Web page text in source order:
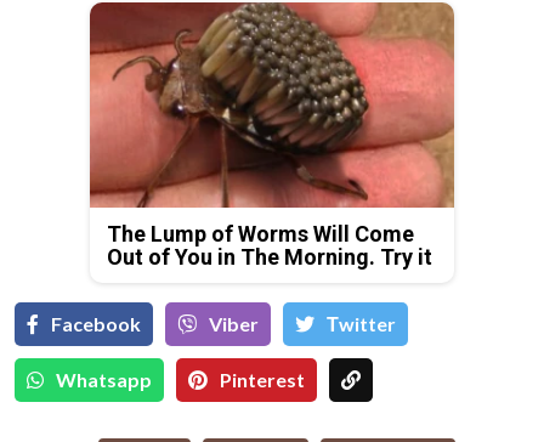
The Lump of Worms Will Come
Out of You in The Morning. Try it
Facebook Viber Тwitter
Whatsapp Pinterest